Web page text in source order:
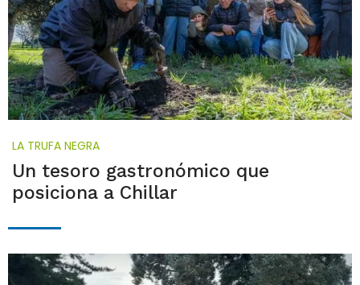
LA TRUFA NEGRA
Un tesoro gastronómico que
posiciona a Chillar